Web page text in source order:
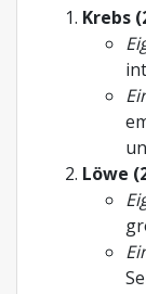
Krebs
Löwe